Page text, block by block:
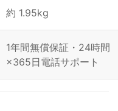
約 1.95kg
1年間無償保証・24時間
×365日電話サポート